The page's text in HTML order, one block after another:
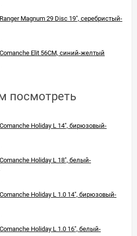
Magnum 29 Disc 19", серебристый-
Elit 56CM, синий-желтый
посмотреть
Holiday L 14", бирюзовый-
Holiday L 18", белый-
Holiday L 1.0 14", бирюзовый-
Holiday L 1.0 16", белый-